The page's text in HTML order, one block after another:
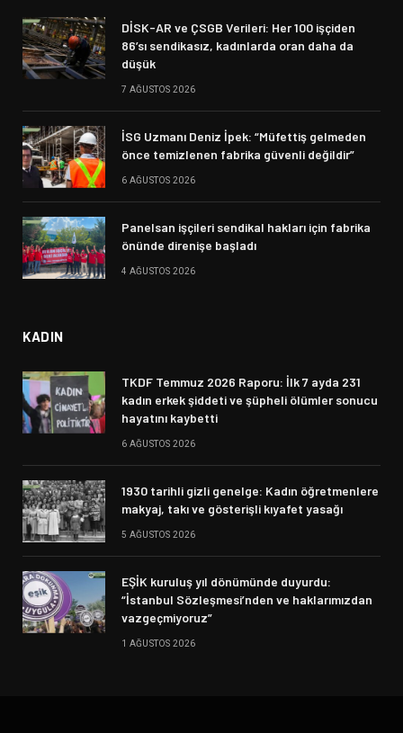
DİSK-AR ve ÇSGB Verileri: Her 100 işçiden
86’sı sendikasız, kadınlarda oran daha da
düşük
7 AĞUSTOS 2026
İSG Uzmanı Deniz İpek: “Müfettiş gelmeden
önce temizlenen fabrika güvenli değildir”
6 AĞUSTOS 2026
Panelsan işçileri sendikal hakları için fabrika
önünde direnişe başladı
4 AĞUSTOS 2026
KADIN
TKDF Temmuz 2026 Raporu: İlk 7 ayda 231
kadın erkek şiddeti ve şüpheli ölümler sonucu
hayatını kaybetti
6 AĞUSTOS 2026
1930 tarihli gizli genelge: Kadın öğretmenlere
makyaj, takı ve gösterişli kıyafet yasağı
5 AĞUSTOS 2026
EŞİK kuruluş yıl dönümünde duyurdu:
“İstanbul Sözleşmesi’nden ve haklarımızdan
vazgeçmiyoruz”
1 AĞUSTOS 2026